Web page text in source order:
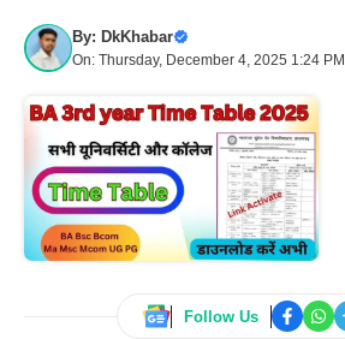
By: DkKhabar
On: Thursday, December 4, 2025 1:24 PM
Follow Us